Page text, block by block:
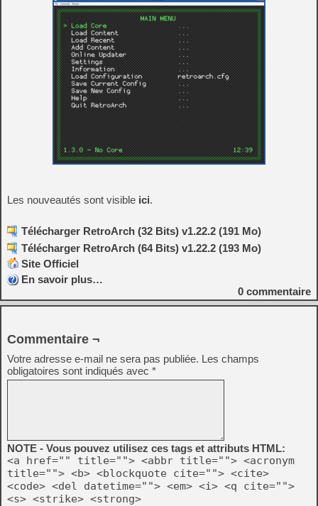
Les nouveautés sont visible ici.
Télécharger RetroArch (32 Bits) v1.22.2 (191 Mo)
Télécharger RetroArch (64 Bits) v1.22.2 (193 Mo)
Site Officiel
En savoir plus…
0 commentaire
Commentaire ¬
Votre adresse e-mail ne sera pas publiée. Les champs
obligatoires sont indiqués avec *
NOTE - Vous pouvez utilisez ces tags et attributs HTML:
<a href="" title=""> <abbr title=""> <acronym
title=""> <b> <blockquote cite=""> <cite>
<code> <del datetime=""> <em> <i> <q cite="">
<s> <strike> <strong>